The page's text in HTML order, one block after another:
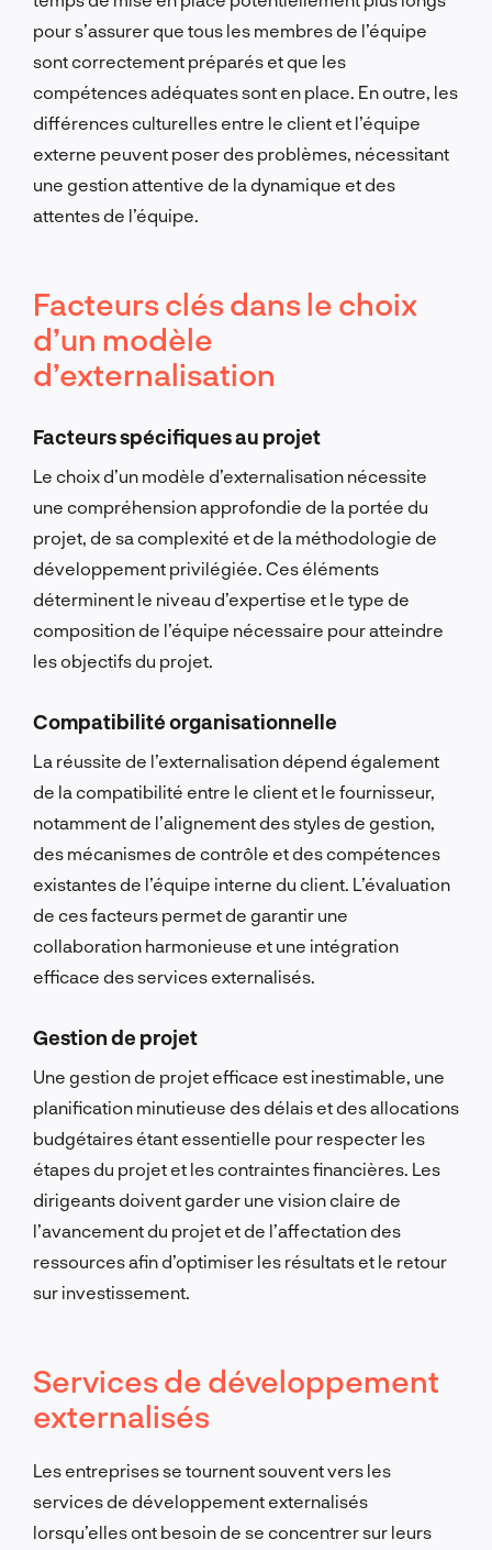
pour s’assurer que tous les membres de l’équipe
sont correctement préparés et que les
compétences adéquates sont en place. En outre, les
différences culturelles entre le client et l’équipe
externe peuvent poser des problèmes, nécessitant
une gestion attentive de la dynamique et des
attentes de l’équipe.
Facteurs clés dans le choix
d’un modèle
d’externalisation
Facteurs spécifiques au projet
Le choix d’un modèle d’externalisation nécessite
une compréhension approfondie de la portée du
projet, de sa complexité et de la méthodologie de
développement privilégiée. Ces éléments
déterminent le niveau d’expertise et le type de
composition de l’équipe nécessaire pour atteindre
les objectifs du projet.
Compatibilité organisationnelle
La réussite de l’externalisation dépend également
de la compatibilité entre le client et le fournisseur,
notamment de l’alignement des styles de gestion,
des mécanismes de contrôle et des compétences
existantes de l’équipe interne du client. L’évaluation
de ces facteurs permet de garantir une
collaboration harmonieuse et une intégration
efficace des services externalisés.
Gestion de projet
Une gestion de projet efficace est inestimable, une
planification minutieuse des délais et des allocations
budgétaires étant essentielle pour respecter les
étapes du projet et les contraintes financières. Les
dirigeants doivent garder une vision claire de
l’avancement du projet et de l’affectation des
ressources afin d’optimiser les résultats et le retour
sur investissement.
Services de développement
externalisés
Les entreprises se tournent souvent vers les
services de développement externalisés
lorsqu’elles ont besoin de se concentrer sur leurs